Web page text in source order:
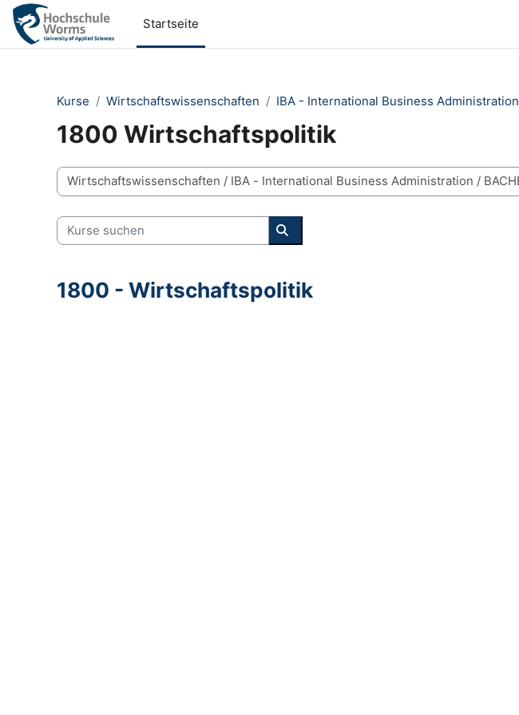
Zum Hauptinhalt
Startseite
Kurse Wirtschaftswissenschaften IBA - International Business Administration
1800 Wirtschaftspolitik
Kursbereiche
Kurse suchen
Kurse suchen
1800 - Wirtschaftspolitik